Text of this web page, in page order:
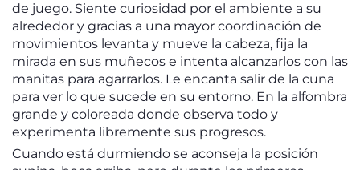
de juego. Siente curiosidad por el ambiente a su
alrededor y gracias a una mayor coordinación de
movimientos levanta y mueve la cabeza, fija la
mirada en sus muñecos e intenta alcanzarlos con las
manitas para agarrarlos. Le encanta salir de la cuna
para ver lo que sucede en su entorno. En la alfombra
grande y coloreada donde observa todo y
experimenta libremente sus progresos.
Cuando está durmiendo se aconseja la posición